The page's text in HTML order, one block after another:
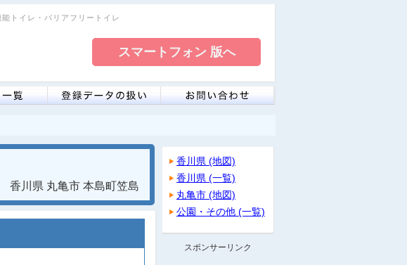
トイレ・バリアフリートイレ
香川県 丸亀市 本島町笠島
香川県 (地図)
香川県 (一覧)
丸亀市 (地図)
公園・その他 (一覧)
スポンサーリンク